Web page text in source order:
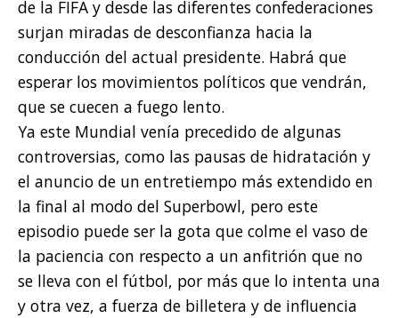
de la FIFA y desde las diferentes confederaciones
surjan miradas de desconfianza hacia la
conducción del actual presidente. Habrá que
esperar los movimientos políticos que vendrán,
que se cuecen a fuego lento.
Ya este Mundial venía precedido de algunas
controversias, como las pausas de hidratación y
el anuncio de un entretiempo más extendido en
la final al modo del Superbowl, pero este
episodio puede ser la gota que colme el vaso de
la paciencia con respecto a un anfitrión que no
se lleva con el fútbol, por más que lo intenta una
y otra vez, a fuerza de billetera y de influencia